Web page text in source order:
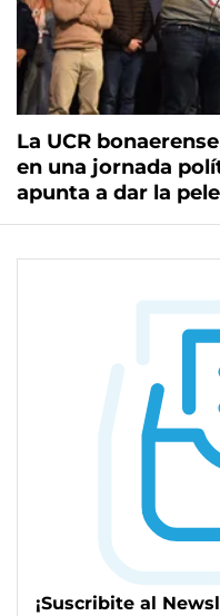
La UCR
en una jornada
apunta a dar la
¡Suscribite al